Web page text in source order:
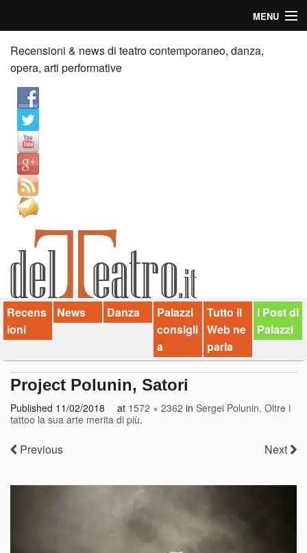
MENU
Home
Recensioni
Anticipazioni
News
Palazzi consiglia
Video
Chi siamo
Contatti
dT in English
Recensioni & news di teatro contemporaneo, danza,
opera, arti performative
Recens
ioni
News Danza
Palazzi
consigli
a
Tutto il
Web ne
parla
I Post di
Palazzi
Project Polunin, Satori
Published 11/02/2018 at 1572 × 2362 in Sergei Polunin. Oltre i
tattoo la sua arte merita di più.
Previous Next